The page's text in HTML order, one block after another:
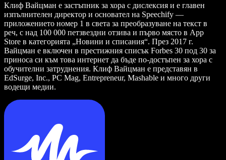
Клиф Вайцман е застъпник за хора с дислексия и е главен
изпълнителен директор и основател на Speechify —
приложението номер 1 в света за преобразуване на текст в
реч, с над 100 000 петзвездни отзива и първо място в App
Store в категорията „Новини и списания“. През 2017 г.
Вайцман е включен в престижния списък Forbes 30 под 30 за
приноса си към това интернет да бъде по-достъпен за хора с
обучителни затруднения. Клиф Вайцман е представян в
EdSurge, Inc., PC Mag, Entrepreneur, Mashable и много други
водещи медии.